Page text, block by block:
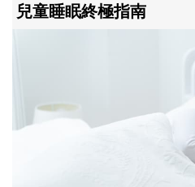
兒童睡眠終極指南